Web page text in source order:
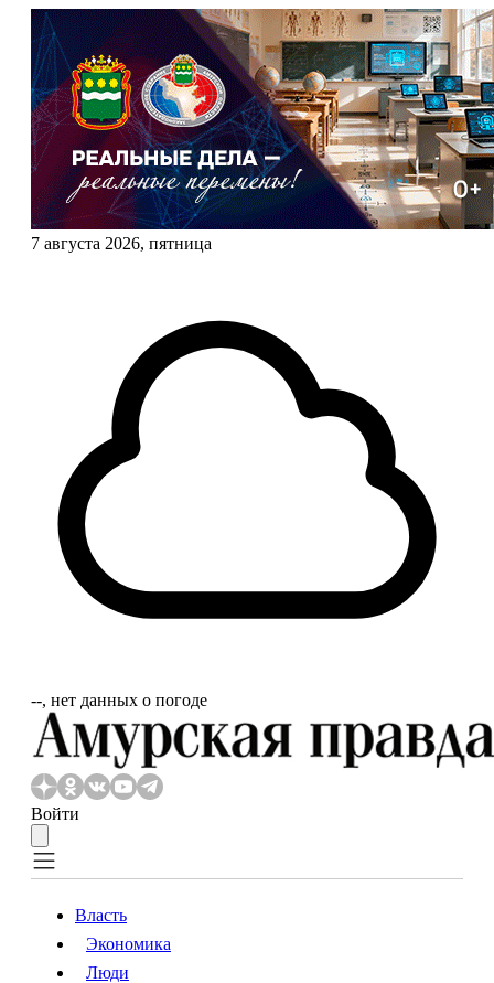
7 августа 2026, пятница
‐‐, нет данных о погоде
Войти
Власть
Власть
Экономика
Люди